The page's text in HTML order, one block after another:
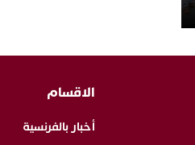
الاقسام
أخبار بالفرنسية